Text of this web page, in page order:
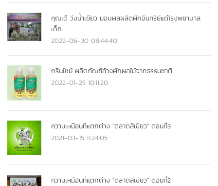
คุณเต้ วังน้ำเขียว มอบผลผลิตผักอินทรีย์แด่โรงพยาบาล
เด็ก
2022-06-30 08:44:40
กรีนไซม์ ผลิตภัณฑ์ล้างผักผลไม้จากธรรมชาติ
2022-01-25 10:11:20
ความเหมือนที่แตกต่าง "ตลาดสีเขียว" ตอนที่3
2021-03-15 11:24:05
ความเหมือนที่แตกต่าง "ตลาดสีเขียว" ตอนที่2